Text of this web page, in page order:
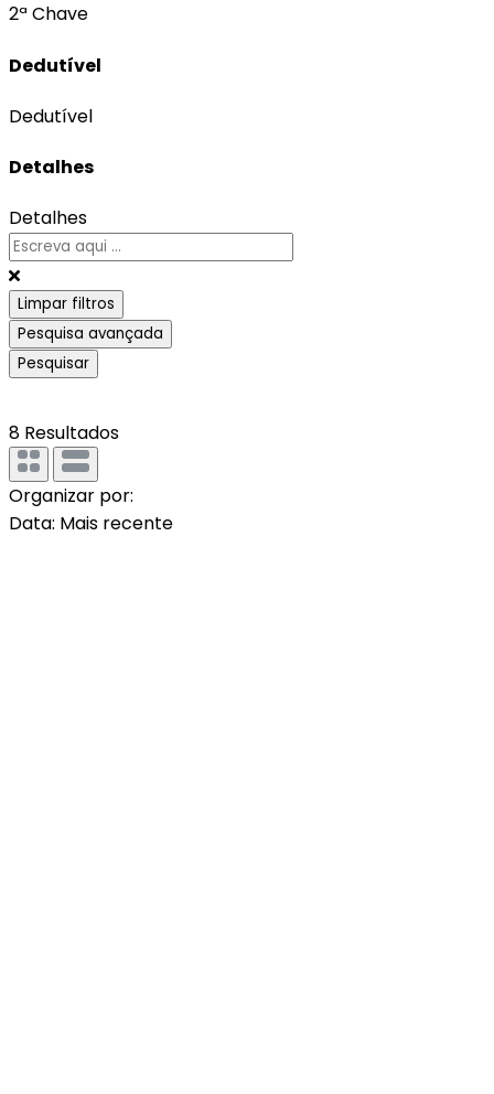
2ª Chave
Dedutível
Dedutível
Detalhes
Detalhes
Limpar filtros
Pesquisa avançada
Pesquisar
8 Resultados
Organizar por:
Data: Mais recente